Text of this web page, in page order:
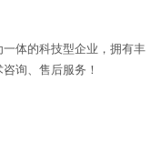
体的科技型企业，拥有丰
询、售后服务！